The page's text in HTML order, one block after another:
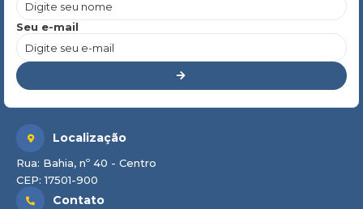
Seu e-mail
Localização
Rua: Bahia, nº 40 - Centro
CEP: 17501-900
Contato